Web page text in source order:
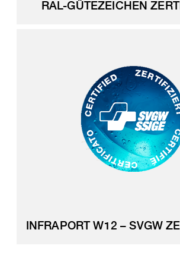
RAL-GÜTEZEICHEN
INFRAPORT W12 – SVGW